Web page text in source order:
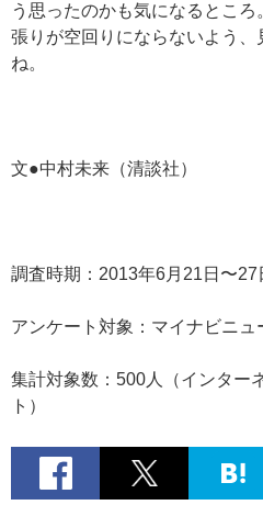
う思ったのかも気になるとこ
張りが空回りにならないよう
ね。
文●中村未来（清談社）
調査時期：2013年6月21日〜27
アンケート対象：マイナビニュ
集計対象数：500人（インター
ト）